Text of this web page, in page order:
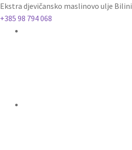
Ekstra djevičansko maslinovo ulje Bilini
+385 98 794 068